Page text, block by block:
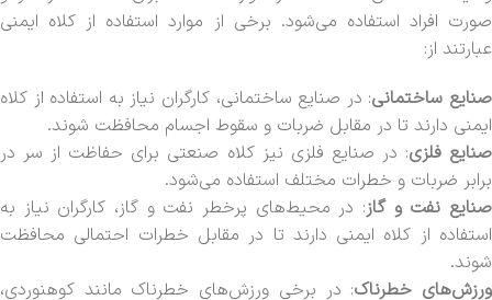
صورت افراد استفاده می‌شود. برخی از موارد استفاده از کلاه ایمنی
عبارتند از:
صنایع ساختمانی: در صنایع ساختمانی، کارگران نیاز به استفاده از کلاه
ایمنی دارند تا در مقابل ضربات و سقوط اجسام محافظت شوند.
صنایع فلزی: در صنایع فلزی نیز کلاه صنعتی برای حفاظت از سر در
برابر ضربات و خطرات مختلف استفاده می‌شود.
صنایع نفت و گاز: در محیط‌های پرخطر نفت و گاز، کارگران نیاز به
استفاده از کلاه ایمنی دارند تا در مقابل خطرات احتمالی محافظت
شوند.
ورزش‌های خطرناک: در برخی ورزش‌های خطرناک مانند کوهنوردی،